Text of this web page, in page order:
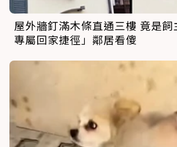
屋外牆釘滿木條直通三樓 竟是飼
專屬回家捷徑」鄰居看傻